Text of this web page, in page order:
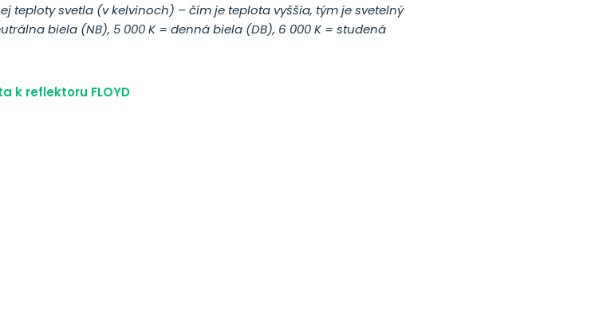
teploty svetla (v kelvinoch) – čím je teplota vyššia, tým je svetelný
biela (NB), 5 000 K = denná biela (DB), 6 000 K = studená
k reflektoru FLOYD